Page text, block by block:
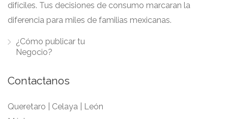
difíciles. Tus decisiones de consumo marcaran la
diferencia para miles de familias mexicanas.
¿Cómo publicar tu
Negocio?
Contactanos
Queretaro | Celaya | León